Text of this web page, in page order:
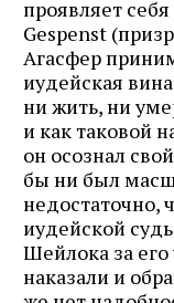
проявляет
Gespenst
Агасфер
иудейская
ни жить, ни
и как таковой
он осознал
бы ни был
недостаточно,
иудейской
Шейлока за
наказали и